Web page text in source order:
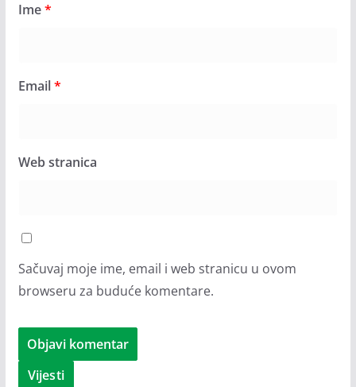
Ime*
Email*
Web stranica
Sačuvaj moje ime, email i web stranicu u ovom
browseru za buduće komentare.
Vijesti